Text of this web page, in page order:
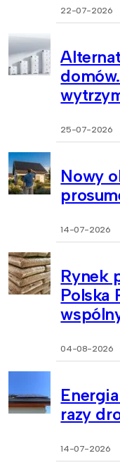
22-07-2026
25-07-2026
Nowy
14-07-2026
Rynek
Polska
04-08-2026
razy
14-07-2026